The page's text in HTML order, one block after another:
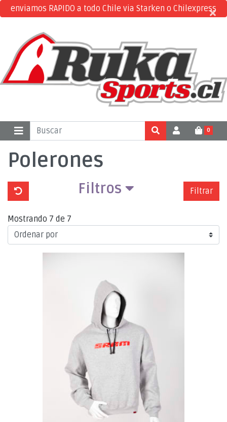
enviamos RAPIDO a todo Chile via Starken o Chilexpress
×
×
0
Polerones
Filtros Filtrar
Mostrando 7 de 7